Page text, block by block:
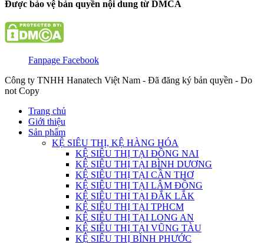
Được bảo vệ bản quyền nội dung từ DMCA
Fanpage Facebook
Công ty TNHH Hanatech Việt Nam - Đã đăng ký bản quyền - Do
not Copy
Trang chủ
Giới thiệu
Sản phẩm
KỆ SIÊU THỊ, KỆ HÀNG HÓA
KỆ SIÊU THỊ TẠI ĐỒNG NAI
KỆ SIÊU THỊ TẠI BÌNH DƯƠNG
KỆ SIÊU THỊ TẠI CẦN THƠ
KỆ SIÊU THỊ TẠI LÂM ĐỒNG
KỆ SIÊU THỊ TẠI ĐẮK LẮK
KỆ SIÊU THỊ TẠI TPHCM
KỆ SIÊU THỊ TẠI LONG AN
KỆ SIÊU THỊ TẠI VŨNG TÀU
KỆ SIÊU THỊ BÌNH PHƯỚC